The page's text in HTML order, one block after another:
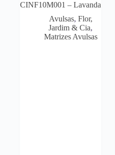
CINF10M001 – Lavanda
Avulsas, Flor,
Jardim & Cia,
Matrizes Avulsas